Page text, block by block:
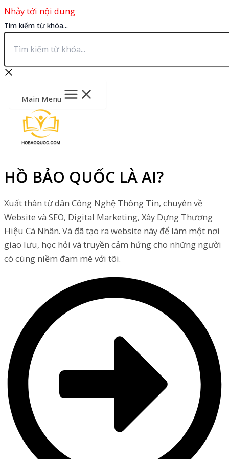
Nhảy tới nội dung
Tìm kiếm từ khóa...
Main Menu
HỒ BẢO QUỐC LÀ AI?
Xuất thân từ dân Công Nghệ Thông Tin, chuyên về
Website và SEO, Digital Marketing, Xây Dựng Thương
Hiệu Cá Nhân. Và đã tạo ra website này để làm một nơi
giao lưu, học hỏi và truyền cảm hứng cho những người
có cùng niềm đam mê với tôi.